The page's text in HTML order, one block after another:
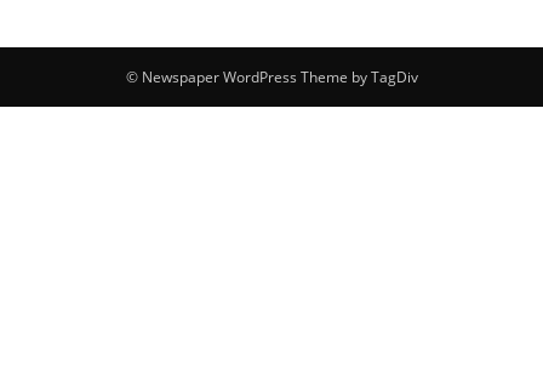
© Newspaper WordPress Theme by TagDiv